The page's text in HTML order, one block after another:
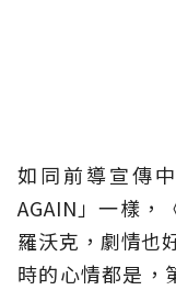
如同前導宣傳
AGAIN」一樣，
羅沃克，劇情也
時的心情都是，